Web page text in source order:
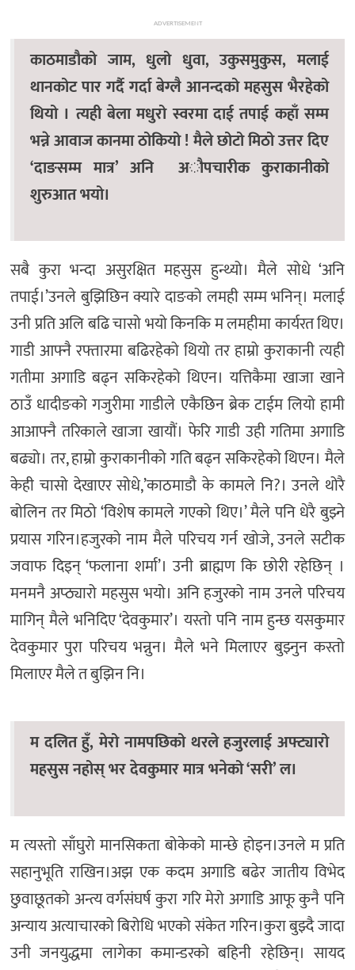
ADVERTISEMENT
काठमाडौको जाम, धुलो धुवा, उकुसमुकुस, मलाई
थानकोट पार गर्दै गर्दा बेग्लै आनन्दको महसुस भैरहेको
थियो । त्यही बेला मधुरो स्वरमा दाई तपाई कहाँ सम्म
भन्ने आवाज कानमा ठोकियो ! मैले छोटो मिठो उत्तर दिए
‘दाङसम्म मात्र’ अनि अौपचारीक कुराकानीको
शुरुआत भयो।
सबै कुरा भन्दा असुरक्षित महसुस हुन्थ्यो। मैले सोधे ‘अनि
तपाई।’उनले बुझिछिन क्यारे दाङको लमही सम्म भनिन्। मलाई
उनी प्रति अलि बढि चासो भयो किनकि म लमहीमा कार्यरत थिए।
गाडी आफ्नै रफ्तारमा बढिरहेको थियो तर हाम्रो कुराकानी त्यही
गतीमा अगाडि बढ्न सकिरहेको थिएन। यत्तिकैमा खाजा खाने
ठाउँ धादीङको गजुरीमा गाडीले एकैछिन ब्रेक टाईम लियो हामी
आआफ्नै तरिकाले खाजा खायौं। फेरि गाडी उही गतिमा अगाडि
बढ्यो। तर, हाम्रो कुराकानीको गति बढ्न सकिरहेको थिएन। मैले
केही चासो देखाएर सोधे,’काठमाडौ के कामले नि?। उनले थोरै
बोलिन तर मिठो ‘विशेष कामले गएको थिए।’ मैले पनि धेरै बुझ्ने
प्रयास गरिन।हजुरको नाम मैले परिचय गर्न खोजे, उनले सटीक
जवाफ दिइन् ‘फलाना शर्मा’। उनी ब्राह्मण कि छोरी रहेछिन् ।
मनमनै अप्ठ्यारो महसुस भयो। अनि हजुरको नाम उनले परिचय
मागिन् मैले भनिदिए ‘देवकुमार’। यस्तो पनि नाम हुन्छ यसकुमार
देवकुमार पुरा परिचय भन्नुन। मैले भने मिलाएर बुझ्नुन कस्तो
मिलाएर मैले त बुझिन नि।
म दलित हुँ, मेरो नामपछिको थरले हजुरलाई अफ्ट्यारो
महसुस नहोस् भर देवकुमार मात्र भनेको ‘सरी’ ल।
म त्यस्तो साँघुरो मानसिकता बोकेको मान्छे होइन।उनले म प्रति
सहानुभूति राखिन।अझ एक कदम अगाडि बढेर जातीय विभेद
छुवाछूतको अन्त्य वर्गसंघर्ष कुरा गरि मेरो अगाडि आफू कुनै पनि
अन्याय अत्याचारको बिरोधि भएको संकेत गरिन।कुरा बुझ्दै जादा
उनी जनयुद्धमा लागेका कमान्डरको बहिनी रहेछिन्। सायद